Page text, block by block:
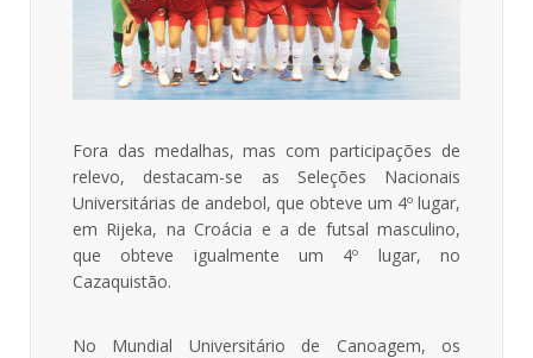
Fora das medalhas, mas com participações de
relevo, destacam-se as Seleções Nacionais
Universitárias de andebol, que obteve um 4º lugar,
em Rijeka, na Croácia e a de futsal masculino,
que obteve igualmente um 4º lugar, no
Cazaquistão.
No Mundial Universitário de Canoagem, os